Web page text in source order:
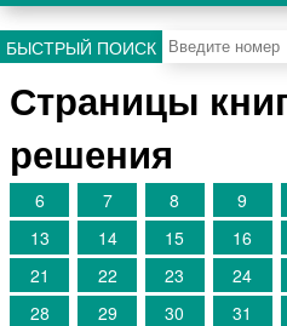
БЫСТРЫЙ ПОИСК
Страницы
решения
6 7 8 9
13
14 15 16
21
22 23 24
28
29 30 31